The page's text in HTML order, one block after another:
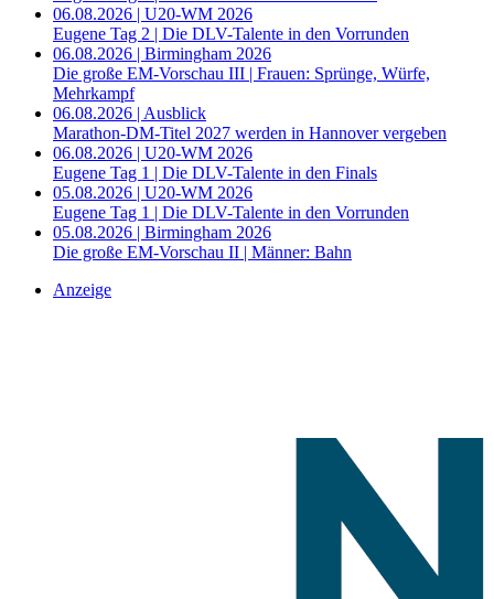
06.08.2026 | U20-WM 2026
Eugene Tag 2 | Die DLV-Talente in den Vorrunden
06.08.2026 | Birmingham 2026
Die große EM-Vorschau III | Frauen: Sprünge, Würfe,
Mehrkampf
06.08.2026 | Ausblick
Marathon-DM-Titel 2027 werden in Hannover vergeben
06.08.2026 | U20-WM 2026
Eugene Tag 1 | Die DLV-Talente in den Finals
05.08.2026 | U20-WM 2026
Eugene Tag 1 | Die DLV-Talente in den Vorrunden
05.08.2026 | Birmingham 2026
Die große EM-Vorschau II | Männer: Bahn
Anzeige